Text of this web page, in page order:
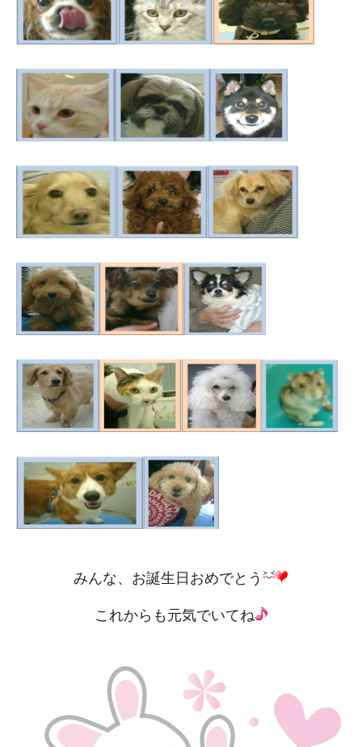
みんな、お誕生日おめでとう
これからも元気でいてね